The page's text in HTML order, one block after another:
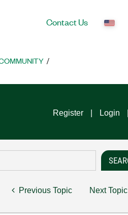
Contact Us
Register Login
Previous Topic Next Topic